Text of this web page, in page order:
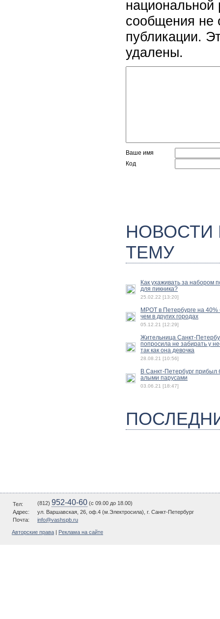
национальной
сообщения не
публикации.
удалены.
Ваше имя
Код
ТЕМУ
Как ухаживать за набором
для пикника?
25.02.22 [13:20]
МРОТ в Петербурге на 40%
чем в других городах
05.12.21 [12:29]
Жительница Санкт-
попросила не забирать у
так как она девочка
28.08.21 [10:56]
В Санкт-Петербург прибыл
алыми парусами
03.06.21 [18:47]
Тел: (812) 952-40-60 (c 09.00 до 18.00)
Адрес:
ул. Варшавская, 26, оф.4 (м.Электросила), г. Санкт-Петербург
Почта:
info@vashspb.ru
Авторские права Реклама на сайте